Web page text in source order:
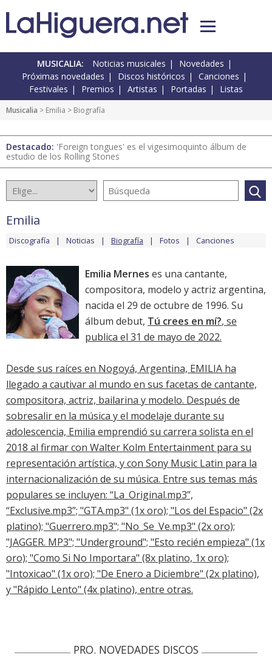
MUSICALIA: Noticias musicales
Novedades
Próximas novedades
Discos históricos
Canciones
Festivales
Premios Artistas Portadas Listas
Musicalia > Emilia > Biografía
Destacado: 'Foreign tongues' es el vigesimoquinto álbum de
estudio de los Rolling Stones
Emilia
Discografía Noticias Biografía Fotos Canciones
Emilia Mernes es una cantante,
compositora, modelo y actriz argentina,
nacida el 29 de octubre de 1996. Su
álbum debut, Tú crees en mí?, se
publica el 31 de mayo de 2022.
Desde sus raíces en Nogoyá, Argentina, EMILIA ha
llegado a cautivar al mundo en sus facetas de cantante,
compositora, actriz, bailarina y modelo. Después de
sobresalir en la música y el modelaje durante su
adolescencia, Emilia emprendió su carrera solista en el
2018 al firmar con Walter Kolm Entertainment para su
representación artística, y con Sony Music Latin para la
internacionalización de su música. Entre sus temas más
populares se incluyen: “La_Original.mp3”,
“Exclusive.mp3”; "GTA.mp3" (1x oro); "Los del Espacio" (2x
platino); "Guerrero.mp3"; "No_Se_Ve.mp3" (2x oro);
"JAGGER. MP3"; "Underground"; "Esto recién empieza" (1x
oro); "Como Si No Importara" (8x platino, 1x oro);
"Intoxicao" (1x oro); "De Enero a Diciembre" (2x platino),
y "Rápido Lento" (4x platino), entre otras.
PRO. NOVEDADES DISCOS